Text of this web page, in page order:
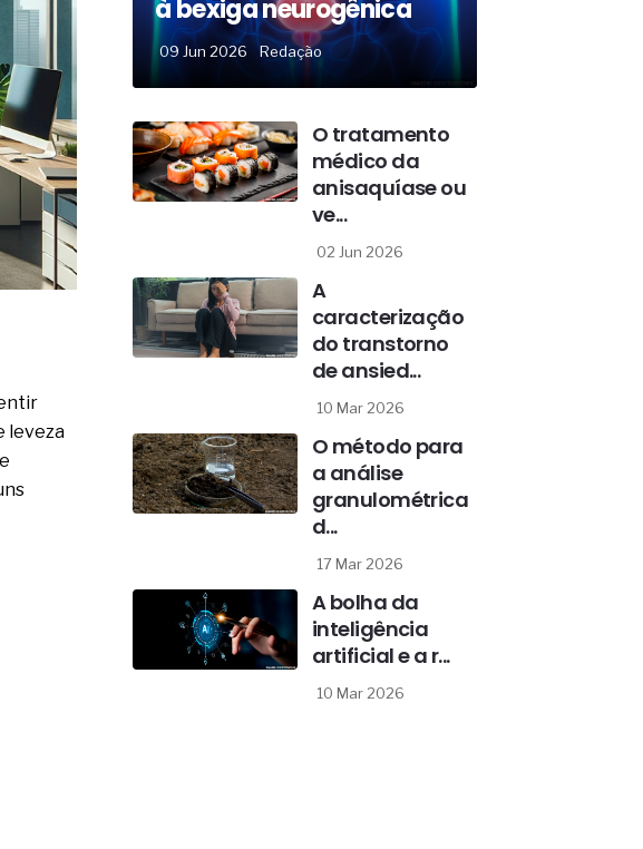
leveza
à bexiga neurogênica
09 Jun 2026 Redação
O tratamento
médico da
anisaquíase ou
ve...
02 Jun 2026
A
caracterização
do transtorno
de ansied...
10 Mar 2026
O método para
a análise
granulométrica
d...
17 Mar 2026
A bolha da
inteligência
artificial e a r...
10 Mar 2026